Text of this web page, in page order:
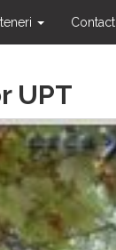
Contact
UPT